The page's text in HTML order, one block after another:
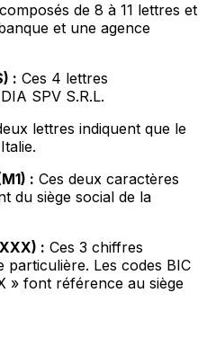
de 8 à 11 lettres et
et une agence
: Ces 4 lettres
SPV S.R.L.
lettres indiquent que le
: Ces deux caractères
du siège social de la
: Ces 3 chiffres
Les codes BIC
» font référence au siège